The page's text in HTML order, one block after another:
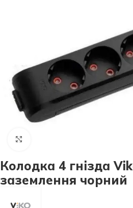
Колодка 4 гнізда
заземлення чорний